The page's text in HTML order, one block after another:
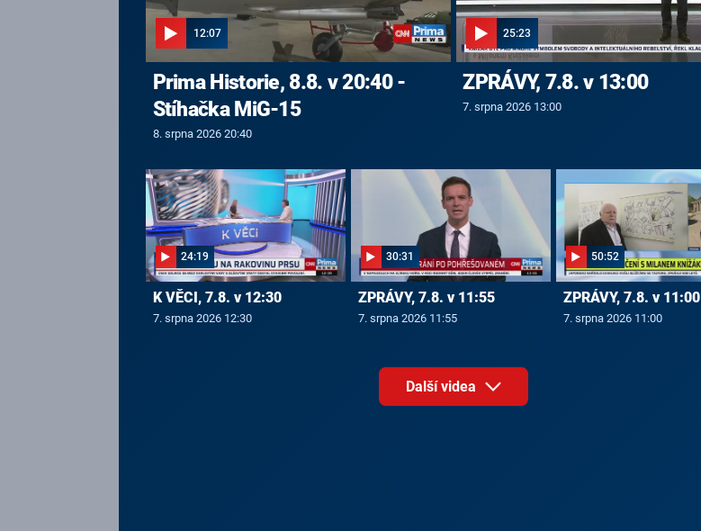
12:07
Prima Historie, 8.8. v 20:40 -
Stíhačka MiG-15
8. srpna 2026 20:40
25:23
ZPRÁVY, 7.8. v 13:00
7. srpna 2026 13:00
24:19
K VĚCI, 7.8. v 12:30
7. srpna 2026 12:30
30:31
ZPRÁVY, 7.8. v 11:55
7. srpna 2026 11:55
50:52
ZPRÁVY, 7.8. v 11:00
7. srpna 2026 11:00
Další videa